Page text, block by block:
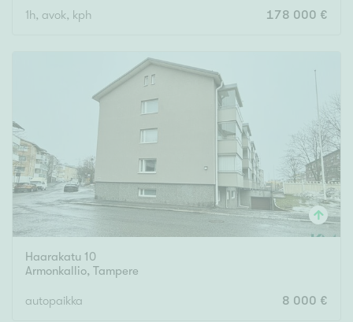
1h, avok, kph 178 000 €
Haarakatu 10
Armonkallio, Tampere
autopaikka 8 000 €